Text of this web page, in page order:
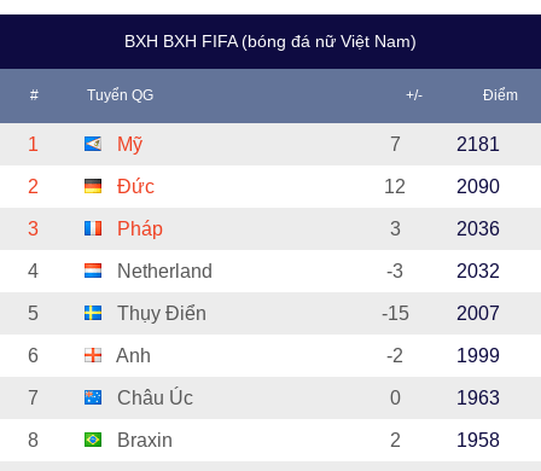
BXH BXH FIFA (bóng đá nữ Việt Nam)
# Tuyển QG +/- Điểm
1 Mỹ 7 2181
2 Đức 12 2090
3 Pháp 3 2036
4 Netherland -3 2032
5 Thụy Điển -15 2007
6 Anh -2 1999
7 Châu Úc 0 1963
8 Braxin 2 1958